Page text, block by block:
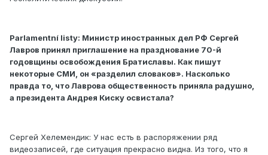
Parlamentní listy: Министр иностранных дел РФ Сергей
Лавров принял приглашение на празднование 70-й
годовщины освобождения Братиславы. Как пишут
некоторые СМИ, он «разделил словаков». Насколько
правда то, что Лаврова общественность приняла радушно,
а президента Андрея Киску освистала?
Сергей Хелемендик: У нас есть в распоряжении ряд
видеозаписей, где ситуация прекрасно видна. Из того, что я